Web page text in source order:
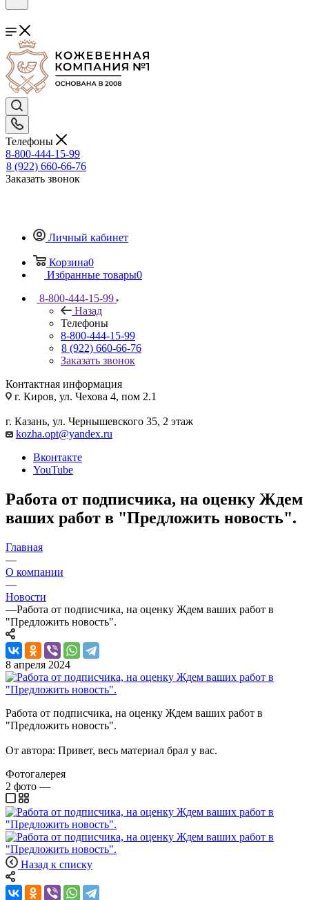
Телефоны
8-800-444-15-99
8 (922) 660-66-76
Заказать звонок
Личный кабинет
Корзина0
Избранные товары0
8-800-444-15-99
Назад
Телефоны
8-800-444-15-99
8 (922) 660-66-76
Заказать звонок
Контактная информация
г. Киров, ул. Чехова 4, пом 2.1
г. Казань, ул. Чернышевского 35, 2 этаж
kozha.opt@yandex.ru
Вконтакте
YouTube
Работа от подписчика, на оценку Ждем
ваших работ в "Предложить новость".
Главная
—
О компании
—
Новости
—Работа от подписчика, на оценку Ждем ваших работ в
"Предложить новость".
8 апреля 2024
Работа от подписчика, на оценку Ждем ваших работ в
"Предложить новость".
От автора: Привет, весь материал брал у вас.
Фотогалерея
2 фото —
Назад к списку